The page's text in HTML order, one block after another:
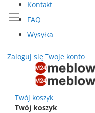
Kontakt
FAQ
Wysyłka
Zaloguj się Twoje konto
Twój koszyk
Twój koszyk